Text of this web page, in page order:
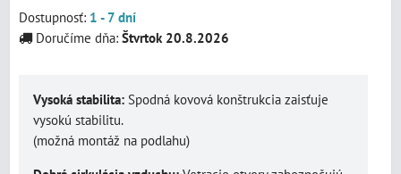
Dostupnosť: 1 - 7 dní
Doručíme dňa: Štvrtok 20.8.2026
Vysoká stabilita: Spodná kovová konštrukcia zaisťuje
vysokú stabilitu.
(možná montáž na podlahu)